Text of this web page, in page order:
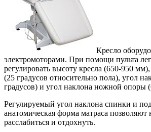
Кресло
электромоторами. При помощи пульта
регулировать высоту кресла (650-950
(25 градусов относительно пола), угол
градусов) и угол наклона ножной опоры
Регулируемый угол наклона спинки и
анатомическая форма матраса позволяют
расслабиться и отдохнуть.